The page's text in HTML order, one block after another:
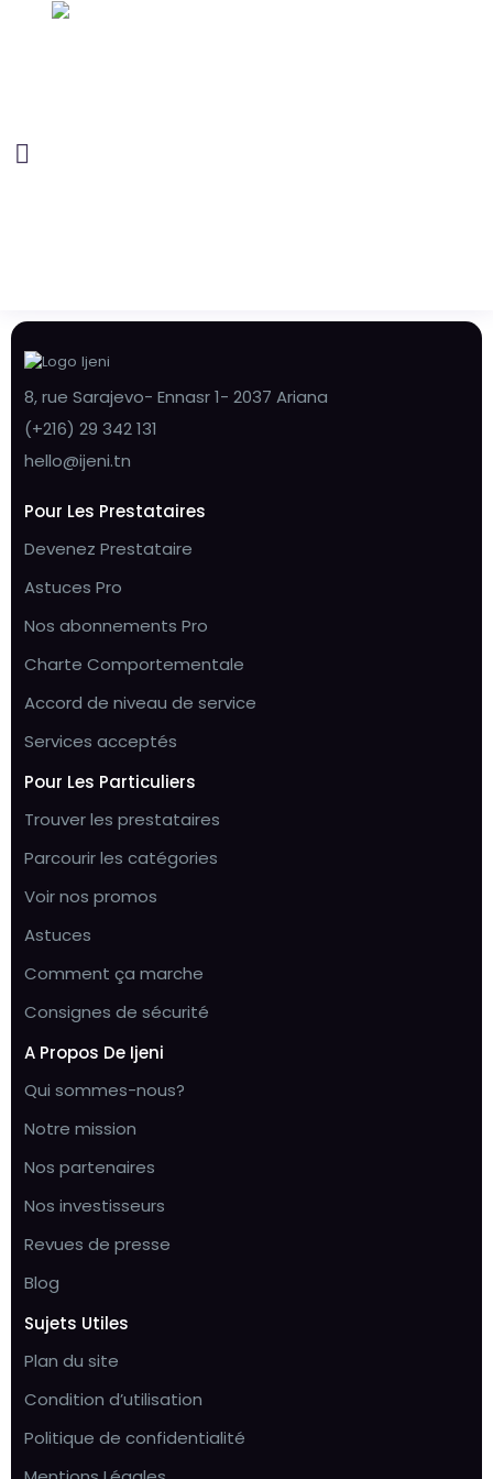
8, rue Sarajevo- Ennasr 1- 2037 Ariana
(+216) 29 342 131
hello@ijeni.tn
Pour Les Prestataires
Devenez Prestataire
Astuces Pro
Nos abonnements Pro
Charte Comportementale
Accord de niveau de service
Services acceptés
Pour Les Particuliers
Trouver les prestataires
Parcourir les catégories
Voir nos promos
Astuces
Comment ça marche
Consignes de sécurité
A Propos De Ijeni
Qui sommes-nous?
Notre mission
Nos partenaires
Nos investisseurs
Revues de presse
Blog
Sujets Utiles
Plan du site
Condition d’utilisation
Politique de confidentialité